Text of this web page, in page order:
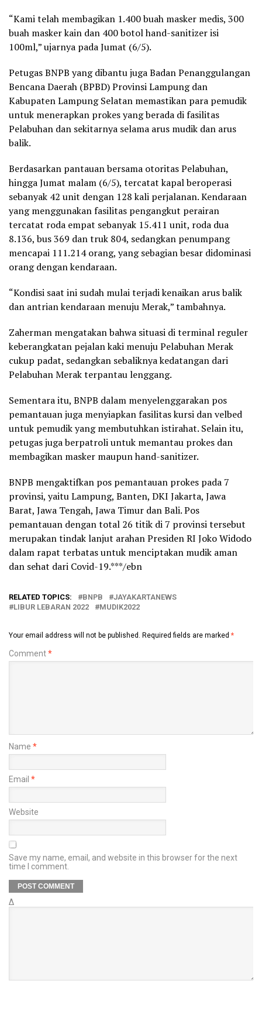
“Kami telah membagikan 1.400 buah masker medis, 300
buah masker kain dan 400 botol hand-sanitizer isi
100ml,” ujarnya pada Jumat (6/5).
Petugas BNPB yang dibantu juga Badan Penanggulangan
Bencana Daerah (BPBD) Provinsi Lampung dan
Kabupaten Lampung Selatan memastikan para pemudik
untuk menerapkan prokes yang berada di fasilitas
Pelabuhan dan sekitarnya selama arus mudik dan arus
balik.
Berdasarkan pantauan bersama otoritas Pelabuhan,
hingga Jumat malam (6/5), tercatat kapal beroperasi
sebanyak 42 unit dengan 128 kali perjalanan. Kendaraan
yang menggunakan fasilitas pengangkut perairan
tercatat roda empat sebanyak 15.411 unit, roda dua
8.136, bus 369 dan truk 804, sedangkan penumpang
mencapai 111.214 orang, yang sebagian besar didominasi
orang dengan kendaraan.
“Kondisi saat ini sudah mulai terjadi kenaikan arus balik
dan antrian kendaraan menuju Merak,” tambahnya.
Zaherman mengatakan bahwa situasi di terminal reguler
keberangkatan pejalan kaki menuju Pelabuhan Merak
cukup padat, sedangkan sebaliknya kedatangan dari
Pelabuhan Merak terpantau lenggang.
Sementara itu, BNPB dalam menyelenggarakan pos
pemantauan juga menyiapkan fasilitas kursi dan velbed
untuk pemudik yang membutuhkan istirahat. Selain itu,
petugas juga berpatroli untuk memantau prokes dan
membagikan masker maupun hand-sanitizer.
BNPB mengaktifkan pos pemantauan prokes pada 7
provinsi, yaitu Lampung, Banten, DKI Jakarta, Jawa
Barat, Jawa Tengah, Jawa Timur dan Bali. Pos
pemantauan dengan total 26 titik di 7 provinsi tersebut
merupakan tindak lanjut arahan Presiden RI Joko Widodo
dalam rapat terbatas untuk menciptakan mudik aman
dan sehat dari Covid-19.***/ebn
RELATED TOPICS: BNPB
JAYAKARTANEWS
LIBUR LEBARAN 2022
MUDIK2022
Your email address will not be published. Required fields are marked *
Comment*
Name *
Email *
Website
Save my name, email, and website in this browser for the next
time I comment.
Δ